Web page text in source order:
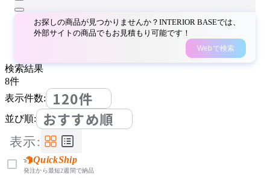
お探しの商品が見つかりませんか？INTERIOR BASEでは、
外部サイトの商品でもお見積もり可能です！
Webで検索
検索結果
8件
表示件数:
120件
並び順: おすすめ順
表示:
QuickShip
発注から最短2週間で納品